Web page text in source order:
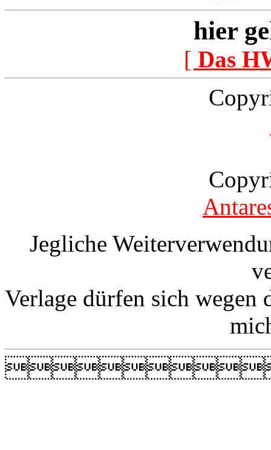
hier
[ Das
Jegliche
Verlage dürfen sich wegen